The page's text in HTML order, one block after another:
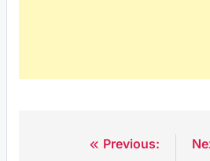
Previous: